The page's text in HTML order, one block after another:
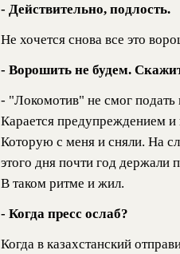
- Действительно, подлость.
Не хочется снова все это
- Ворошить не будем.
- "Локомотив" не смог подать
Карается предупреждением
Которую с меня и сняли. На
этого дня почти год держали
В таком ритме и жил.
- Когда пресс ослаб?
Когда в казахстанский